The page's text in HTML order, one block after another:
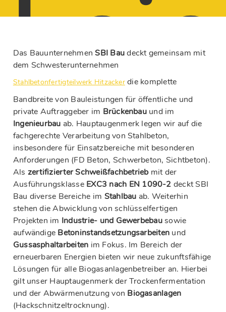
Das BauunternehmenSBI Baudeckt gemeinsam mit
dem Schwesterunternehmen
Stahlbetonfertigteilwerk Hitzackerdie komplette
Bandbreite von Bauleistungen für öffentliche und
private Auftraggeber im Brückenbauund im
Ingenieurbau ab. Hauptaugenmerk legen wir auf die
fachgerechte Verarbeitung von Stahlbeton,
insbesondere für Einsatzbereiche mit besonderen
Anforderungen (FD Beton, Schwerbeton, Sichtbeton).
Als zertifizierter Schweißfachbetriebmit der
Ausführungsklasse EXC3 nach EN 1090-2 deckt SBI
Bau diverse Bereiche im Stahlbau ab. Weiterhin
stehen die Abwicklung von schlüsselfertigen
Projekten im Industrie- und Gewerbebausowie
aufwändige Betoninstandsetzungsarbeiten und
Gussasphaltarbeiten im Fokus. Im Bereich der
erneuerbaren Energien bieten wir neue zukunftsfähige
Lösungen für alle Biogasanlagenbetreiber an. Hierbei
gilt unser Hauptaugenmerk der Trockenfermentation
und der Abwärmenutzung von Biogasanlagen
(Hackschnitzeltrocknung).